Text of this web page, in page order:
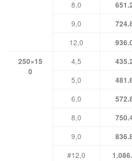
8,0
9,0
12,0
250×15
0
4,5
5,0
6,0
8,0
9,0
#12,0